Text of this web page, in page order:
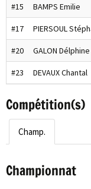
#15 BAMPS Emilie
#17 PIERSOUL
#20 GALON Délphine
#23 DEVAUX Chantal
Compétition(s)
Champ.
Championnat